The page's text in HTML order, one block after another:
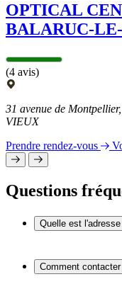
OPTICAL
BALARUC-
(4 avis)
31 avenue de
VIEUX
Prendre rendez-vous
Questions
Quelle est
Montpellier
Comment